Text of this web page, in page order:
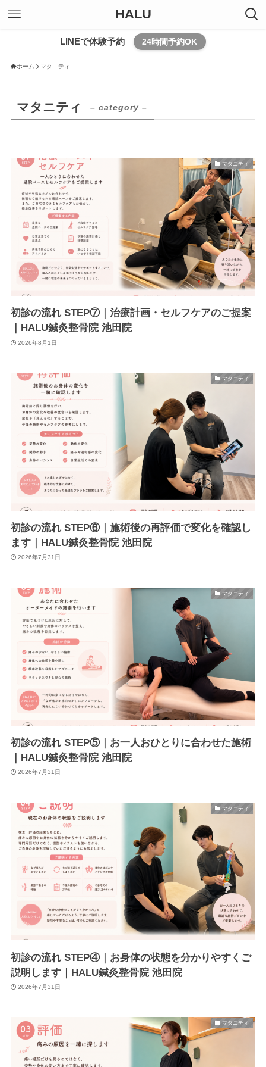
HALU
LINEで体験予約 24時間予約OK
ホーム マタニティ
マタニティ – category –
マタニティ
初診の流れ STEP⑦｜治療計画・セルフケアのご提案
｜HALU鍼灸整骨院 池田院
2026年8月1日
マタニティ
初診の流れ STEP⑥｜施術後の再評価で変化を確認し
ます｜HALU鍼灸整骨院 池田院
2026年7月31日
マタニティ
初診の流れ STEP⑤｜お一人おひとりに合わせた施術
｜HALU鍼灸整骨院 池田院
2026年7月31日
マタニティ
初診の流れ STEP④｜お身体の状態を分かりやすくご
説明します｜HALU鍼灸整骨院 池田院
2026年7月31日
マタニティ